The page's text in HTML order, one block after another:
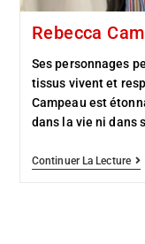
Rebecca
Ses personnages
tissus vivent et
Campeau est
dans la vie ni dans
Continuer La Lecture